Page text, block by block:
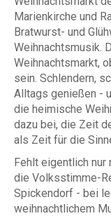
Marienkirche und
Bratwurst- und
Weihnachtsmusik.
Weihnachtsmarkt,
sein. Schlendern,
Alltags genießen -
die heimische
dazu bei, die Zeit
als Zeit für die
Fehlt eigentlich nur
die Volksstimme-
Spickendorf - bei
weihnachtlichem